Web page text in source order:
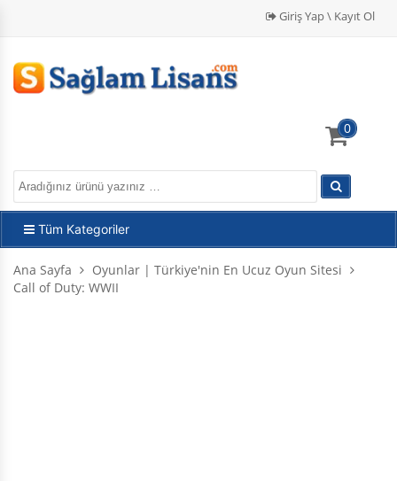
Giriş Yap \ Kayıt Ol
0
Tüm Kategoriler
Ana Sayfa
Oyunlar | Türkiye'nin En Ucuz Oyun Sitesi
Call of Duty: WWII